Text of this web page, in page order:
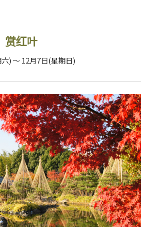
红叶
) ～ 12月7日(星期日)